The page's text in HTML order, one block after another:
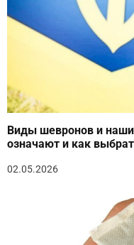
Виды шевронов и
означают и как
02.05.2026